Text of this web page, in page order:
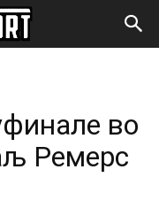
во
Ремерс